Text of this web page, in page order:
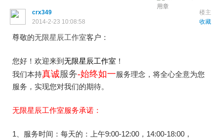
楼主
crx349
收藏
2014-2-23 10:08:58
尊敬的无限星辰工作室客户：
您好！欢迎来到 无限星辰工作室 ！
我们本持真诚服务-始终如一服务理念，将全心全意为您
服务，实现您对我们的期待。
无限星辰工作室服务承诺 ：
1、服务时间： 每天的：上午9:00-12:00，14:00-18:00，